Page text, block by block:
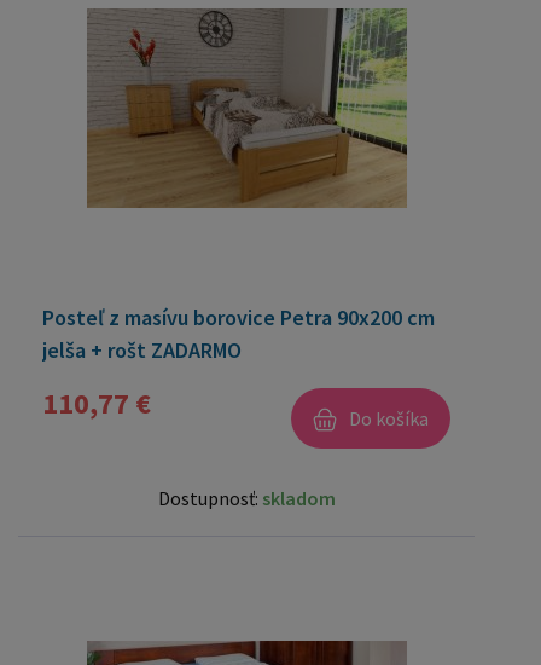
Posteľ z masívu borovice Petra 90x200 cm
jelša + rošt ZADARMO
110,77 € Do košíka
Dostupnosť: skladom